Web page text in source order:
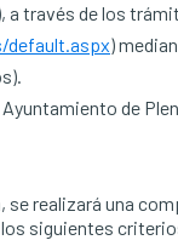
través de los
)
de
realizará una
siguientes